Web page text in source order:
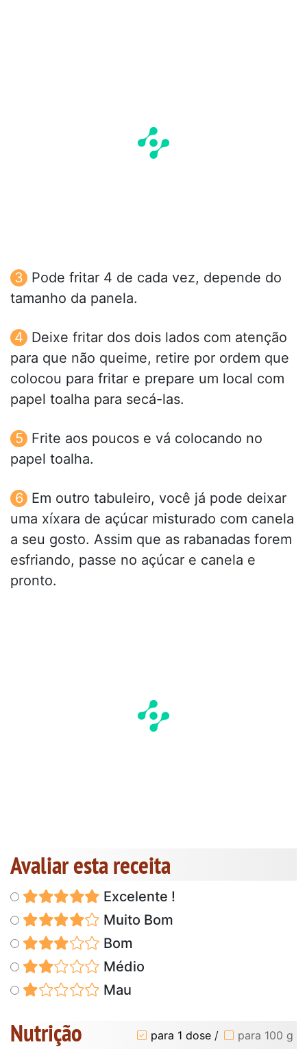
Pode fritar 4 de cada vez, depende do
tamanho da panela.
Deixe fritar dos dois lados com atenção
para que não queime, retire por ordem que
colocou para fritar e prepare um local com
papel toalha para secá-las.
Frite aos poucos e vá colocando no
papel toalha.
Em outro tabuleiro, você já pode deixar
uma xíxara de açúcar misturado com canela
a seu gosto. Assim que as rabanadas forem
esfriando, passe no açúcar e canela e
pronto.
Avaliar esta receita
Excelente !
Muito Bom
Bom
Médio
Mau
Nutrição para 1 dose / para 100 g